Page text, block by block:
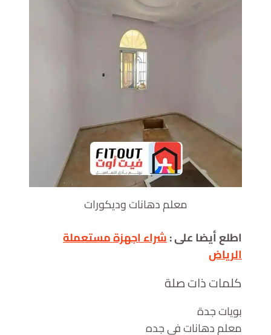
معلم دهانات وديكورات
اطلع أيضا على :شراء اجهزة مستعملة
الرياض
كلمات ذات صلة
بويات جدة
معلم دهانات في جده